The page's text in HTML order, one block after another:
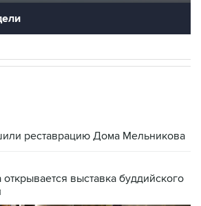
реставрацию Дома Мельникова
выставка буддийского